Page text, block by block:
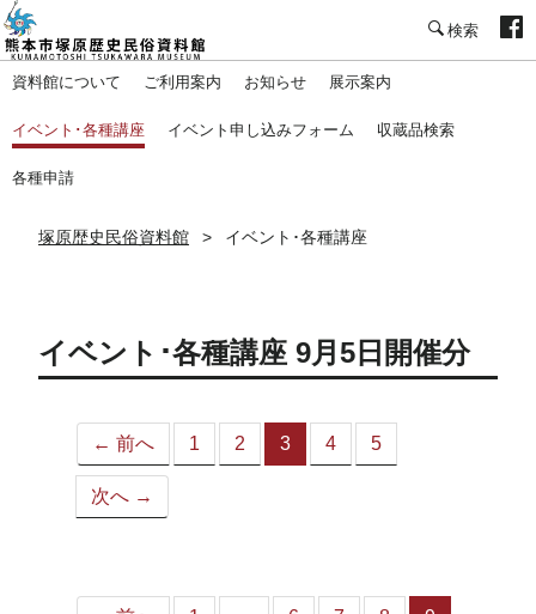
資料館について ご利用案内 お知らせ 展示案内
イベント･各種講座 イベント申し込みフォーム 収蔵品検索
各種申請
塚原歴史民俗資料館 イベント･各種講座
イベント･各種講座 9月5日開催分
← 前へ 1 2 3
（こ
4 5
次へ →